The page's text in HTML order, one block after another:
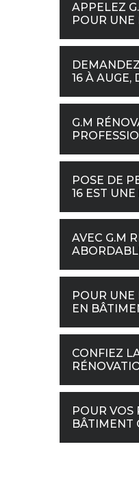
APPELEZ
POUR UNE
16 À AUGE,
G.M
POSE DE
16 EST
AVEC G.M
POUR UNE
EN
CONFIEZ
POUR VOS
BÂTIMENT